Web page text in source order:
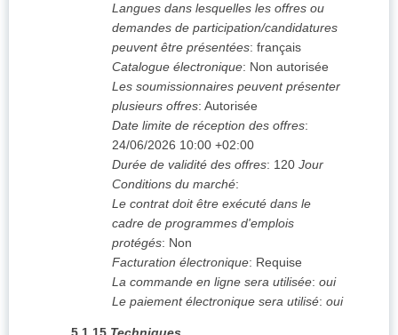
Langues dans lesquelles les offres ou
demandes de participation/candidatures
peuvent être présentées: français
Catalogue électronique: Non autorisée
Les soumissionnaires peuvent présenter
plusieurs offres: Autorisée
Date limite de réception des offres:
24/06/2026 10:00 +02:00
Durée de validité des offres: 120 Jour
Conditions du marché:
Le contrat doit être exécuté dans le
cadre de programmes d'emplois
protégés: Non
Facturation électronique: Requise
La commande en ligne sera utilisée: oui
Le paiement électronique sera utilisé: oui